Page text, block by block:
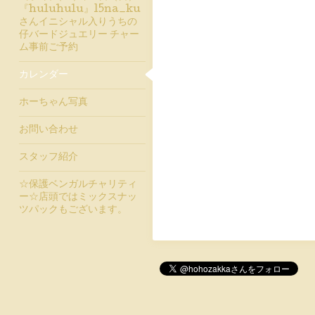
『huluhulu』15na_ku
さんイニシャル入りうちの
仔バードジュエリー チャー
ム事前ご予約
カレンダー
ホーちゃん写真
お問い合わせ
スタッフ紹介
☆保護ベンガルチャリティ
ー☆店頭ではミックスナッ
ツパックもございます。